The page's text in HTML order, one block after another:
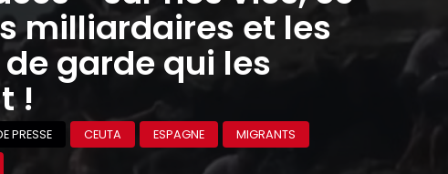
milliardaires et les
garde qui les
!
PRESSE CEUTA ESPAGNE
MIGRANTS